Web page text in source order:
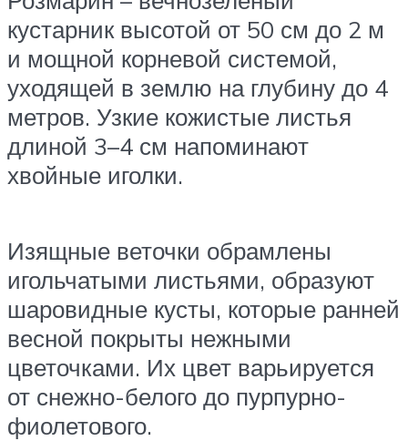
кустарник высотой от 50 см до 2 м
и мощной корневой системой,
уходящей в землю на глубину до 4
метров. Узкие кожистые листья
длиной 3–4 см напоминают
хвойные иголки.
Изящные веточки обрамлены
игольчатыми листьями, образуют
шаровидные кусты, которые ранней
весной покрыты нежными
цветочками. Их цвет варьируется
от снежно-белого до пурпурно-
фиолетового.